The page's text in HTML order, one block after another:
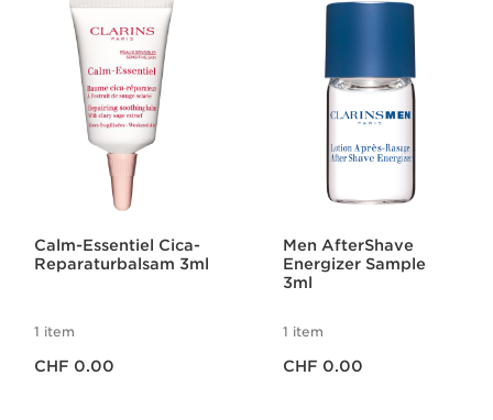
Calm-Essentiel Cica-
Reparaturbalsam 3ml
1 item
CHF 0.00
Men AfterShave
Energizer Sample
3ml
1 item
CHF 0.00